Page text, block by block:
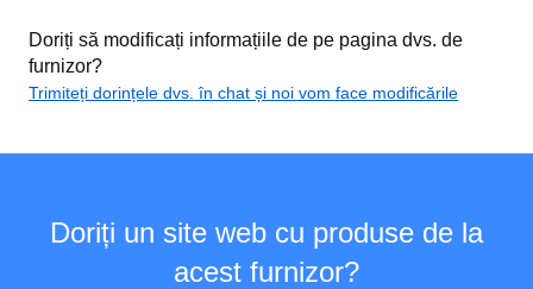
Doriți să modificați informațiile de pe pagina dvs. de
furnizor?
Trimiteți dorințele dvs. în chat și noi vom face modificările
Doriți un site web cu produse de la
acest furnizor?